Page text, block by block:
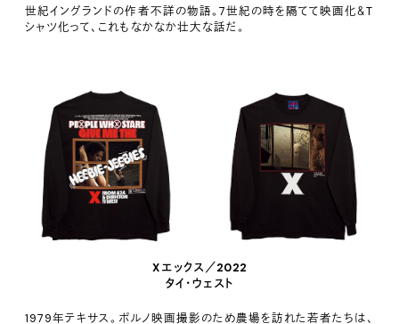
世紀イングランドの作者不詳の物語。7世紀の時を隔てて映画化＆T
シャツ化って、これもなかなか壮大な話だ。
X エックス／2022
タイ・ウェスト
1979年テキサス。ポルノ映画撮影のため農場を訪れた若者たちは、